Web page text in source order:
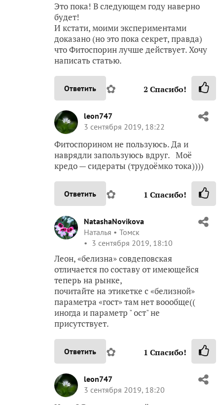
Это пока! В следующем году наверно
будет!
И кстати, моими экспериментами
доказано (но это пока секрет, правда)
что Фитоспорин лучше действует. Хочу
написать статью.
Ответить ✿ 2 Спасибо!
leon747
3 сентября 2019, 18:22
Фитоспорином не пользуюсь. Да и
наврядли запользуюсь вдруг. Моё
кредо — сидераты (трудоёмко тока))))
Ответить ✿ 1 Спасибо!
NatashaNovikova
Наталья
Томск
3 сентября 2019, 18:10
Леон, «белизна» совдеповская
отличается по составу от имеющейся
теперь на рынке,
почитайте на этикетке с «белизной»
параметра «гост» там нет воообще((
иногда и параметр " ост" не
присутствует.
Ответить ✿ 1 Спасибо!
leon747
3 сентября 2019, 18:20